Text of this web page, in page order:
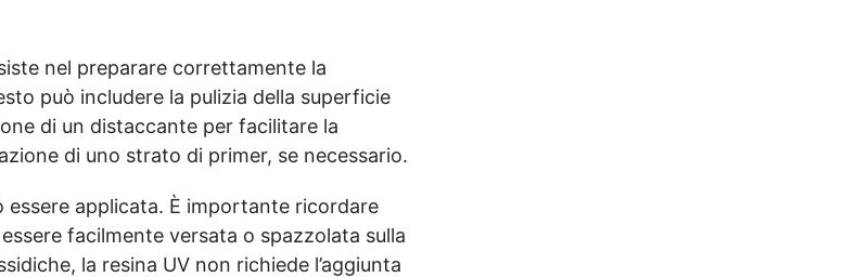
nel preparare correttamente la
può includere la pulizia della superficie
di un distaccante per facilitare la
di uno strato di primer, se necessario.
essere applicata. È importante ricordare
facilmente versata o spazzolata sulla
la resina UV non richiede l’aggiunta